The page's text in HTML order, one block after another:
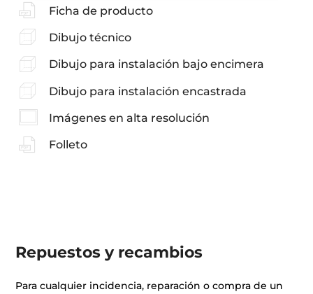
Ficha de producto
Dibujo técnico
Dibujo para instalación bajo encimera
Dibujo para instalación encastrada
Imágenes en alta resolución
Folleto
Repuestos y recambios
Para cualquier incidencia, reparación o compra de un